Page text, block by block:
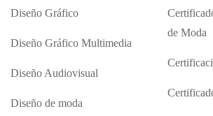
Diseño Gráfico
Diseño Gráfico Multimedia
Diseño Audiovisual
Diseño de moda
de Moda